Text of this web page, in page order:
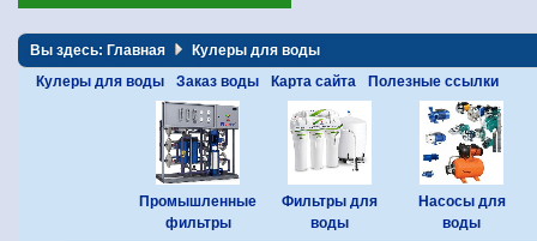
Вы здесь: Главная
Кулеры для воды
Кулеры для воды
Заказ воды Карта сайта Полезные ссылки
Промышленные
фильтры
Фильтры для
воды
Насосы для
воды